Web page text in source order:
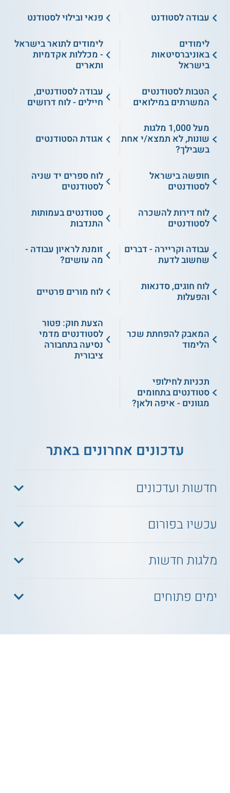
עבודה לסטודנט
פנאי ובילוי לסטודנט
לימודים
באוניברסיטאות
בישראל
לימודים לתואר בישראל
- מכללות אקדמיות
ותארים
הטבות לסטודנטים
המשרתים במילואים
עבודה לסטודנטים,
חיילים - לוח דרושים
מעל 1,000 מלגות
שונות, לא תמצא/י אחת
בשבילך?
אגודת הסטודנטים
חופשה בישראל
לסטודנטים
לוח ספרים יד שניה
לסטודנטים
לוח דירות להשכרה
לסטודנטים
סטודנטים בעמותות
התנדבות
עבודה וקריירה - דברים
שחשוב לדעת
זומנת לראיון עבודה -
מה עושים?
לוח חוגים, סדנאות
והפעלות
לוח מורים פרטיים
המאבק להפחתת שכר
הלימוד
הצעת חוק: פטור
לסטודנטים מדמי
נסיעה בתחבורה
ציבורית
תכניות לחילופי
סטודנטים בתחומים
מגוונים - איפה ולאן?
עדכונים אחרונים באתר
חדשות ועדכונים
עכשיו בפורום
מלגות חדשות
ימים פתוחים